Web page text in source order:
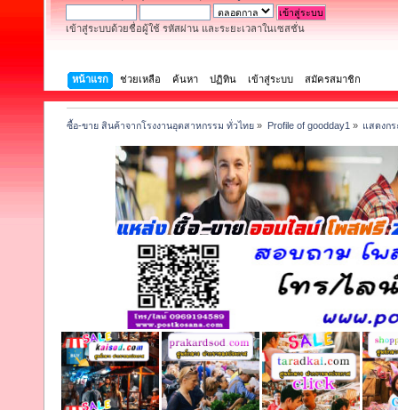
เข้าสู่ระบบด้วยชื่อผู้ใช้ รหัสผ่าน และระยะเวลาในเซสชั่น
หน้าแรก ช่วยเหลือ ค้นหา ปฏิทิน เข้าสู่ระบบ สมัครสมาชิก
ซื้อ-ขาย สินค้าจากโรงงานอุตสาหกรรม ทั่วไทย » Profile of goodday1 » แสดงก